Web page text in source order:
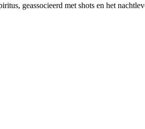
geassocieerd met shots en het